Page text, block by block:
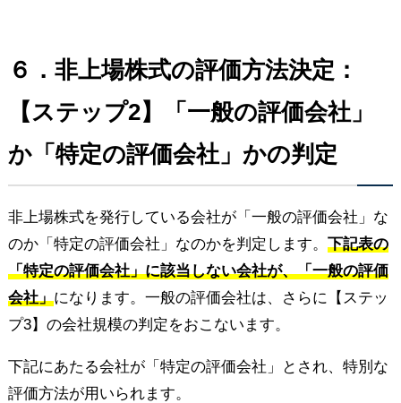
６．非上場株式の評価方法決定：
【ステップ2】「一般の評価会社」
か「特定の評価会社」かの判定
非上場株式を発行している会社が「一般の評価会社」な
のか「特定の評価会社」なのかを判定します。 下記表の
「特定の評価会社」に該当しない会社が、「一般の評価
会社」になります。一般の評価会社は、さらに【ステッ
プ3】の会社規模の判定をおこないます。
下記にあたる会社が「特定の評価会社」とされ、特別な
評価方法が用いられます。